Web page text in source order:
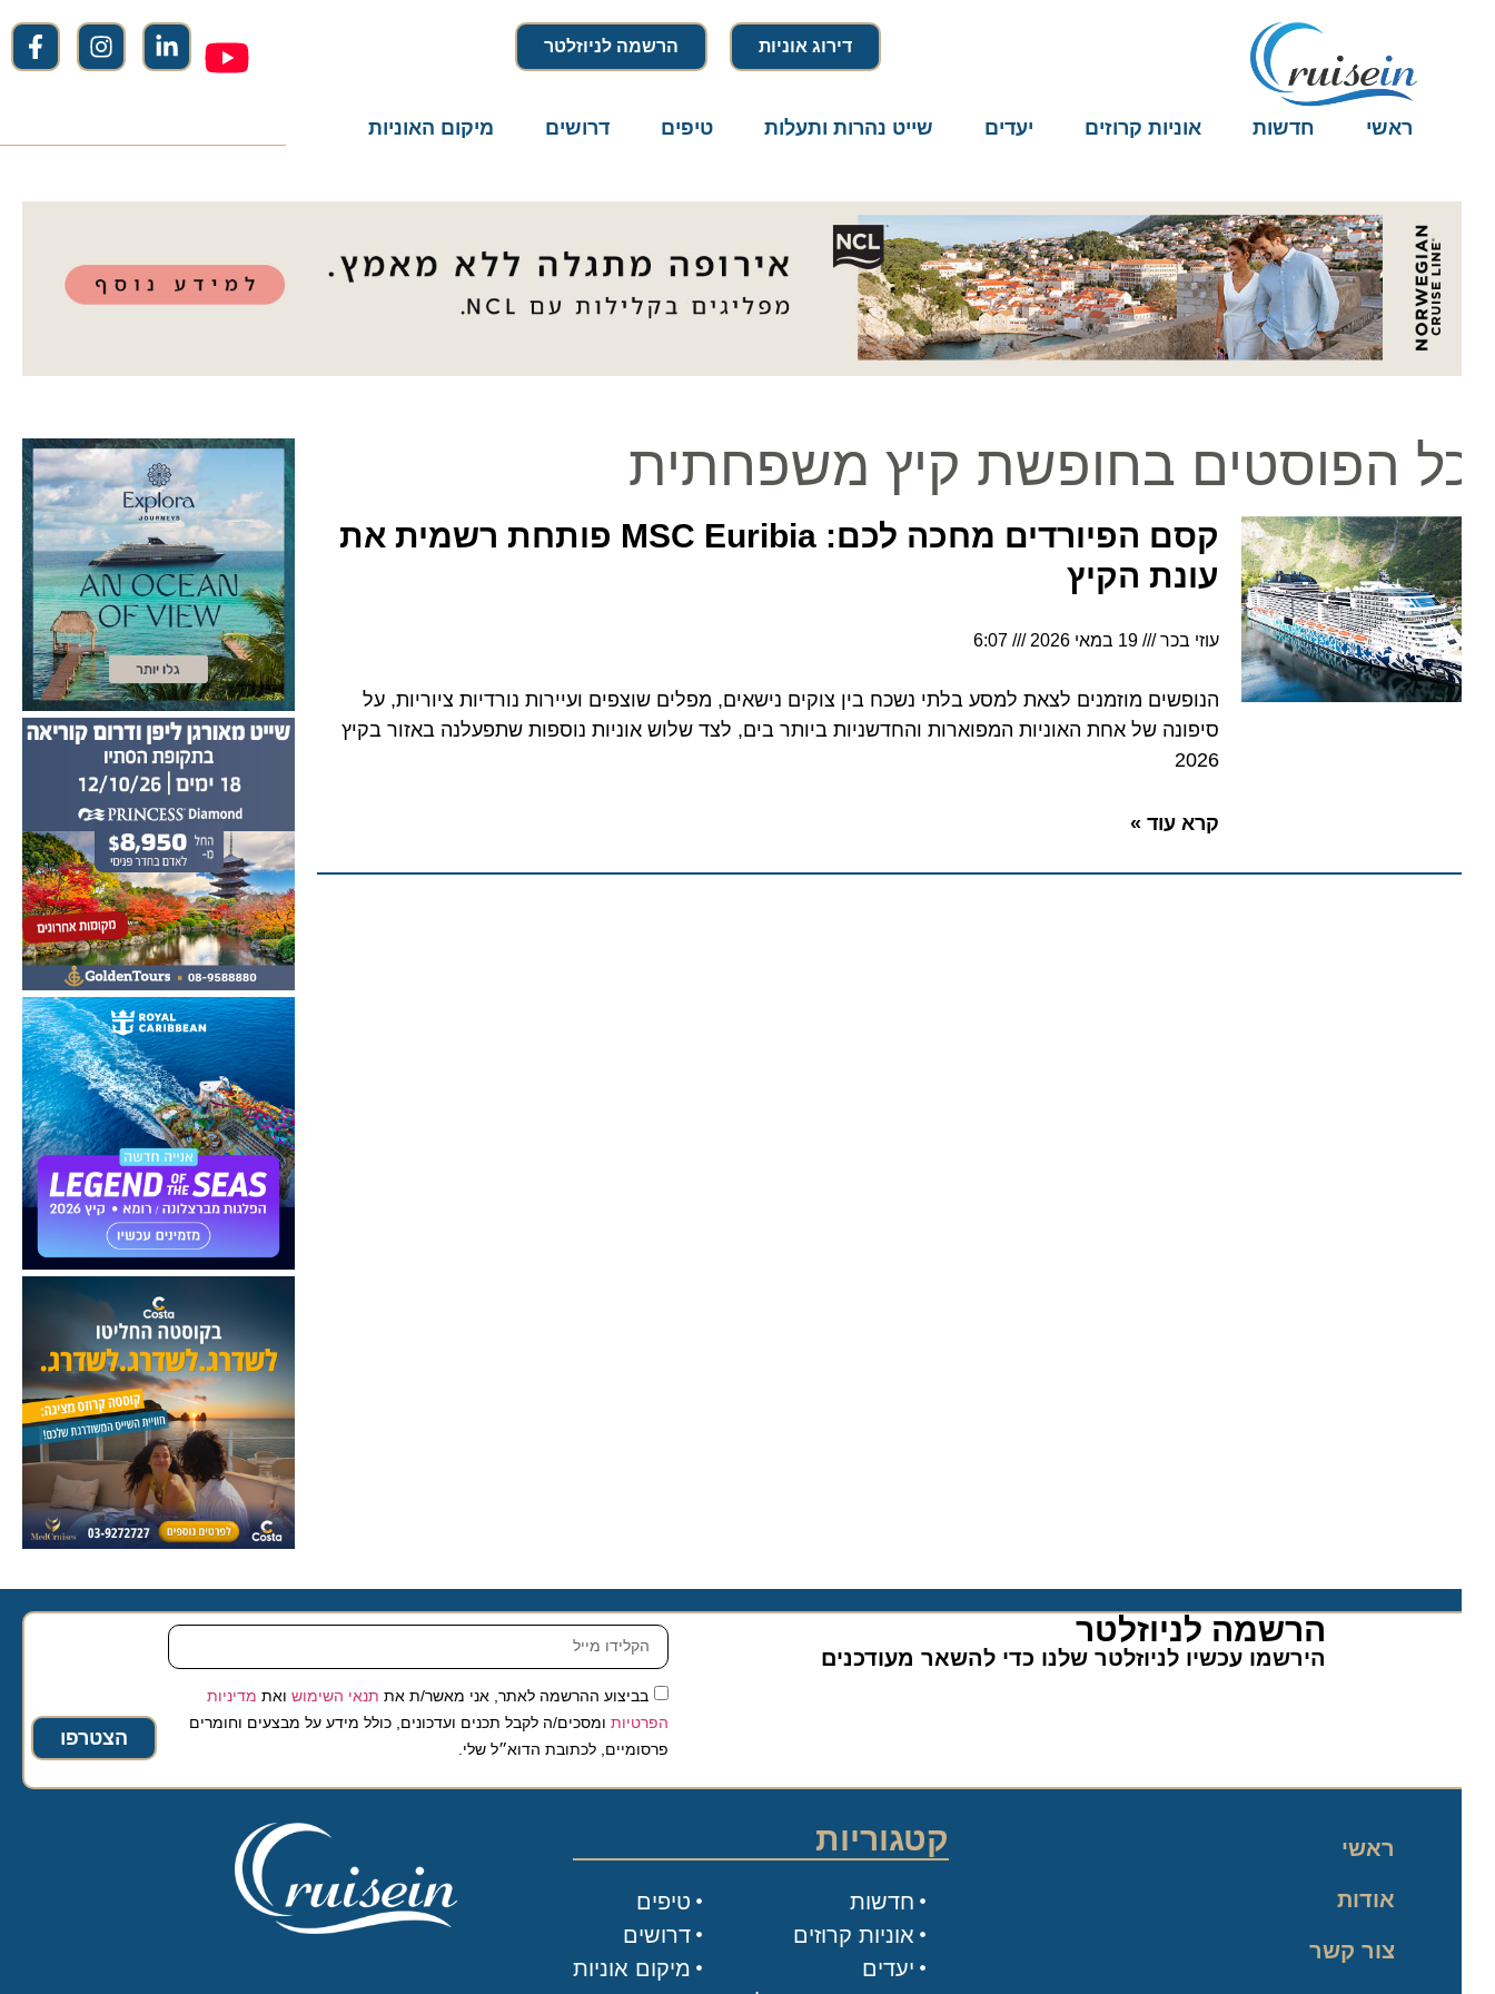
הרשמה לניוזלטר דירוג אוניות
ראשי חדשות אוניות קרוזים יעדים שייט נהרות ותעלות טיפים דרושים מיקום האוניות
הפוסטים בחופשת קיץ משפחתית
קסם הפיורדים מחכה לכם: MSC Euribia פותחת רשמית את
עונת הקיץ
עוזי בכר 19 במאי 2026 6:07
הנופשים מוזמנים לצאת למסע בלתי נשכח בין צוקים נישאים, מפלים שוצפים ועיירות נורדיות ציוריות, על
סיפונה של אחת האוניות המפוארות והחדשניות ביותר בים, לצד שלוש אוניות נוספות שתפעלנה באזור בקיץ
2026
קרא עוד »
הרשמה לניוזלטר​
הירשמו עכשיו לניוזלטר שלנו כדי להשאר מעודכנים
בביצוע ההרשמה לאתר, אני מאשר/ת אתתנאי השימושואת מדיניות
הפרטיותומסכים/ה לקבל תכנים ועדכונים, כולל מידע על מבצעים וחומרים
פרסומיים, לכתובת הדוא״ל שלי.
הצטרפו
קטגוריות
טיפים
דרושים
מיקום אוניות
חדשות
אוניות קרוזים
יעדים
ראשי
אודות
צור קשר